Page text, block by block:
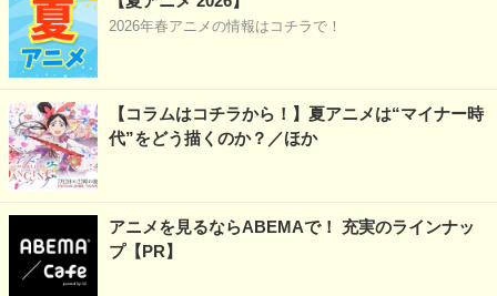
2026年春アニメの情報はコチラで！
【コラムはコチラから！】夏アニメは“マイナー時
代”をどう描くのか？／ほか
アニメを見るならABEMAで！ 充実のラインナッ
プ【PR】